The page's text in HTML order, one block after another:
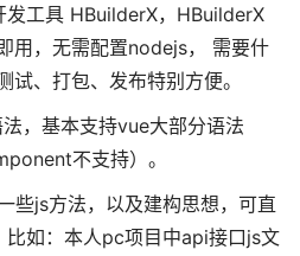
工具 HBuilderX，HBuilderX
用，无需配置nodejs， 需要什
试、打包、发布特别方便。
，基本支持vue大部分语法
不支持）。
些js方法，以及建构思想，可直
如：本人pc项目中api接口js文